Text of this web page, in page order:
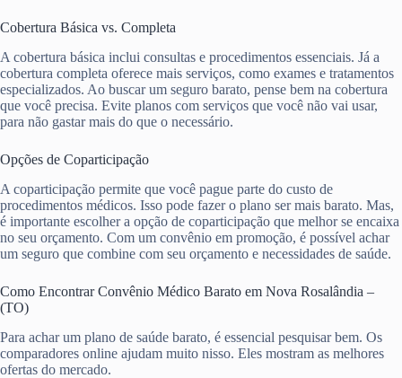
Cobertura Básica vs. Completa
A cobertura básica inclui consultas e procedimentos essenciais. Já a
cobertura completa oferece mais serviços, como exames e tratamentos
especializados. Ao buscar um seguro barato, pense bem na cobertura
que você precisa. Evite planos com serviços que você não vai usar,
para não gastar mais do que o necessário.
Opções de Coparticipação
A coparticipação permite que você pague parte do custo de
procedimentos médicos. Isso pode fazer o plano ser mais barato. Mas,
é importante escolher a opção de coparticipação que melhor se encaixa
no seu orçamento. Com um convênio em promoção, é possível achar
um seguro que combine com seu orçamento e necessidades de saúde.
Como Encontrar Convênio Médico Barato em Nova Rosalândia –
(TO)
Para achar um plano de saúde barato, é essencial pesquisar bem. Os
comparadores online ajudam muito nisso. Eles mostram as melhores
ofertas do mercado.